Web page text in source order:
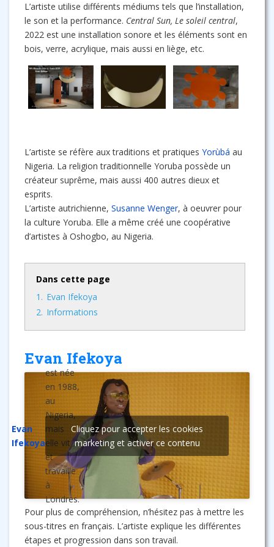
L’artiste utilise différents médiums tels que l’installation,
le son et la performance. Central Sun, Le soleil central,
2022 est une installation sonore et les éléments sont en
bois, verre, acrylique, mais aussi en liège, etc.
L’artiste se réfère aux traditions et pratiques Yorùbá au
Nigeria. La religion traditionnelle Yoruba possède un
créateur suprême, mais aussi 400 autres dieux et
esprits.
L’artiste autrichienne, Susanne Wenger, à oeuvrer pour
la culture Yoruba. Elle a même créé une coopérative
d’artistes à Oshogbo, au Nigeria.
Dans cette page
1. Evan Ifekoya
2. Informations
Evan Ifekoya
Evan
Ifekoya
est née
en 1988,
au
Nigeria,
mais
elle vit
et
travaille
à
Londres.
Cliquez pour accepter les cookies
marketing et activer ce contenu
Pour plus de compréhension, n’hésitez pas à mettre les
sous-titres en français. L’artiste explique les différentes
étapes et progression dans son travail.